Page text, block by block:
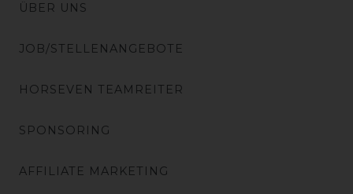
ÜBER UNS
JOB/STELLENANGEBOTE
HORSEVEN TEAMREITER
SPONSORING
AFFILIATE MARKETING